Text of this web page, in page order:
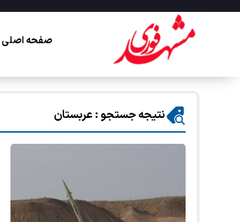
صفحه اصلی
نتیجه جستجو : عربستان